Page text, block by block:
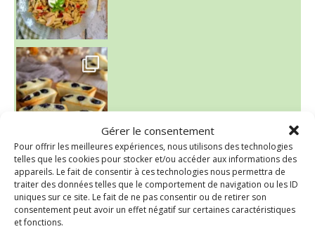
Gérer le consentement
Pour offrir les meilleures expériences, nous utilisons des technologies
telles que les cookies pour stocker et/ou accéder aux informations des
appareils. Le fait de consentir à ces technologies nous permettra de
traiter des données telles que le comportement de navigation ou les ID
uniques sur ce site. Le fait de ne pas consentir ou de retirer son
consentement peut avoir un effet négatif sur certaines caractéristiques
et fonctions.
~ FINANCIERS MYRTILLES ET CITRON ~
Aujourd'hu